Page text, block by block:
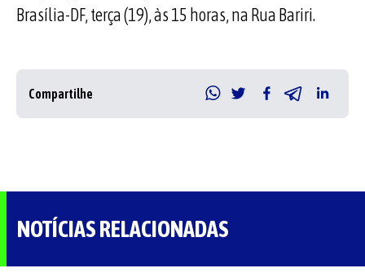
Brasília-DF, terça (19), às 15 horas, na Rua Bariri.
Compartilhe
NOTÍCIAS RELACIONADAS